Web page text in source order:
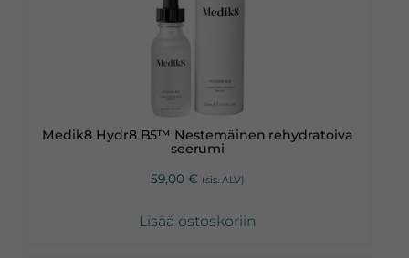
Medik8 Hydr8 B5™ Nestemäinen rehydratoiva
seerumi
59,00 € (sis. ALV)
Lisää ostoskoriin